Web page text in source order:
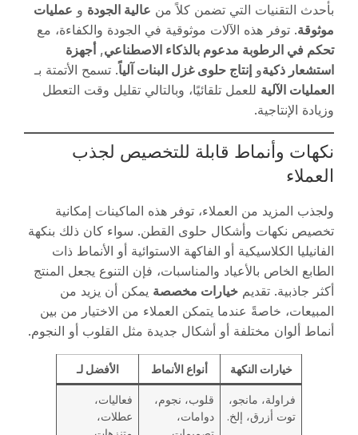
بأحدث التقنيات التي تضمن كلاً من عالية الجودة و عمليات
موثوقة. توفر هذه الآلات موثوقية في الجودة والكفاءة، مع
تحكم في الرطوبة مدعوم بالذكاء الاصطناعي, أجهزة
استشعار ذكيةو إنتاج حلوى غزل البنات آلياً. تسمح الأتمتة بـ
العمليات الآلية للعمل تلقائيًا، وبالتالي تقليل وقت التعطل
وزيادة الإنتاجية.
نكهات وأنماط قابلة للتخصيص لجذب
العملاء
ولجذب المزيد من العملاء، توفر هذه الماكينات إمكانية
تخصيص نكهات وأشكال حلوى القطن. سواء كان ذلك بنكهة
الفانيليا الكلاسيكية أو الفاكهة الاستوائية أو الأنماط ذات
الطابع الخاص بالأعياد والمناسبات، فإن التنوع يجعل المنتج
أكثر جاذبية. تقديم خيارات مخصصة يمكن أن يزيد من
المبيعات، خاصةً عندما يتمكن العملاء من الاختيار من بين
أنماط ألوان مختلفة أو أشكال جديدة مثل القلوب أو النجوم.
خيارات النكهة أنواع الأنماط الأفضل لـ
فراولة، مانجو،
توت أزرق، إلخ.
قلوب، نجوم،
دوامات،
فعاليات،
عطلات،